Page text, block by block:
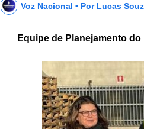
Voz Nacional • Por Lucas
Equipe de Planejamento